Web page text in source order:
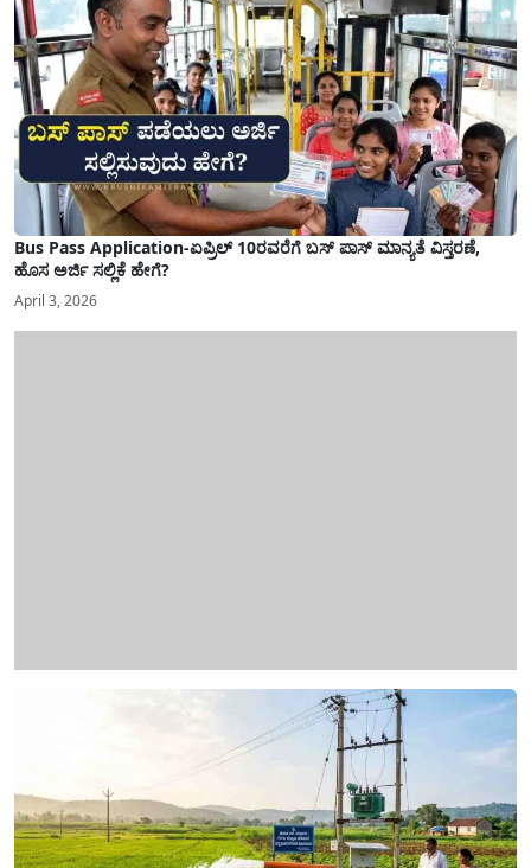
Bus Pass Application-ಏಪ್ರಿಲ್ 10ರವರೆಗೆ ಬಸ್ ಪಾಸ್ ಮಾನ್ಯತೆ ವಿಸ್ತರಣೆ,
ಹೊಸ ಅರ್ಜಿ ಸಲ್ಲಿಕೆ ಹೇಗೆ?
April 3, 2026